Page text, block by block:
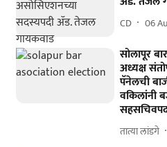
CD 06
सोलापूर
अध्यक्ष
पॅनेलची
वकिलांनी
तात्या लांडगे